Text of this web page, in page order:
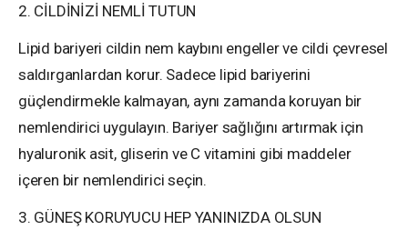
2. CİLDİNİZİ NEMLİ TUTUN
Lipid bariyeri cildin nem kaybını engeller ve cildi çevresel
saldırganlardan korur. Sadece lipid bariyerini
güçlendirmekle kalmayan, aynı zamanda koruyan bir
nemlendirici uygulayın. Bariyer sağlığını artırmak için
hyaluronik asit, gliserin ve C vitamini gibi maddeler
içeren bir nemlendirici seçin.
3. GÜNEŞ KORUYUCU HEP YANINIZDA OLSUN